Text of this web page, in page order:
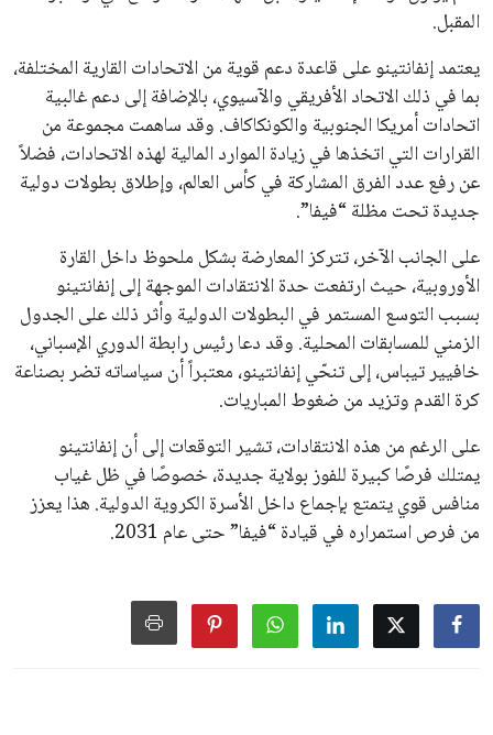
انضم إلى قائمة المشتركين لدينا لتحصل على أحدث الأخبار، التحديثات
والعروض الخاصة مباشرة في صندوق بريدك
اشتراك
جميع الحقوق محفوظة لموقعنا ايوا مصر